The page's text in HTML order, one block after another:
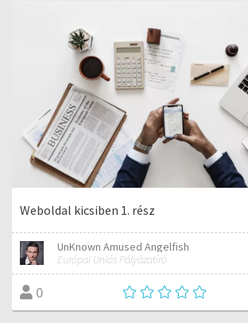
Weboldal kicsiben 1. rész
UnKnown Amused Angelfish
Európai Uniós Pályázatíró
0